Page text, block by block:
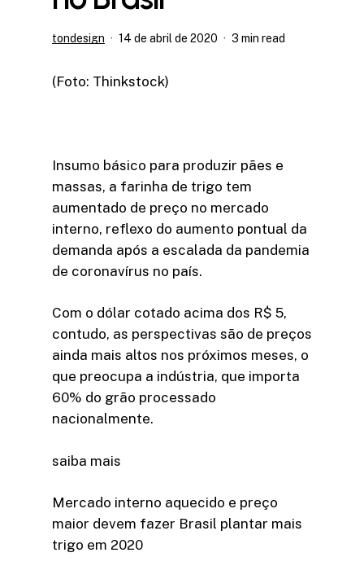
tondesign 14 de abril de 2020 3 min read
(Foto: Thinkstock)
Insumo básico para produzir pães e
massas, a farinha de trigo tem
aumentado de preço no mercado
interno, reflexo do aumento pontual da
demanda após a escalada da pandemia
de coronavírus no país.
Com o dólar cotado acima dos R$ 5,
contudo, as perspectivas são de preços
ainda mais altos nos próximos meses, o
que preocupa a indústria, que importa
60% do grão processado
nacionalmente.
saiba mais
Mercado interno aquecido e preço
maior devem fazer Brasil plantar mais
trigo em 2020